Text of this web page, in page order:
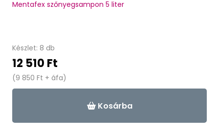
Mentafex szőnyegsampon 5 liter
Készlet: 8 db
12 510 Ft
(9 850 Ft + áfa)
Kosárba